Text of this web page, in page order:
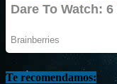
Te recomendamos: